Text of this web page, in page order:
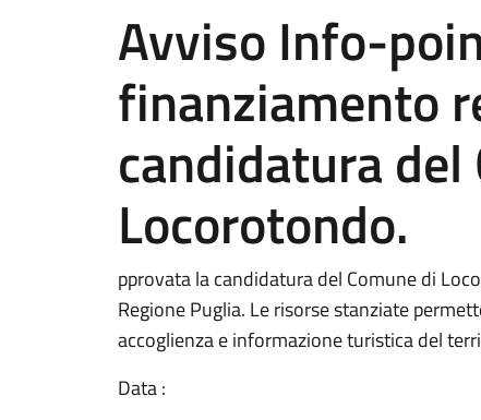
Avviso Info-
finanziamento
candidatura del
Locorotondo.
pprovata la candidatura del Comune di
Regione Puglia. Le risorse stanziate
accoglienza e informazione turistica del
Data :